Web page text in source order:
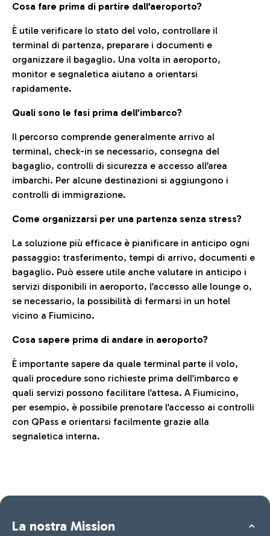
Cosa fare prima di partire dall’aeroporto?
È utile verificare lo stato del volo, controllare il
terminal di partenza, preparare i documenti e
organizzare il bagaglio. Una volta in aeroporto,
monitor e segnaletica aiutano a orientarsi
rapidamente.
Quali sono le fasi prima dell’imbarco?
Il percorso comprende generalmente arrivo al
terminal, check-in se necessario, consegna del
bagaglio, controlli di sicurezza e accesso all’area
imbarchi. Per alcune destinazioni si aggiungono i
controlli di immigrazione.
Come organizzarsi per una partenza senza stress?
La soluzione più efficace è pianificare in anticipo ogni
passaggio: trasferimento, tempi di arrivo, documenti e
bagaglio. Può essere utile anche valutare in anticipo i
servizi disponibili in aeroporto, l’accesso alle lounge o,
se necessario, la possibilità di fermarsi in un hotel
vicino a Fiumicino.
Cosa sapere prima di andare in aeroporto?
È importante sapere da quale terminal parte il volo,
quali procedure sono richieste prima dell’imbarco e
quali servizi possono facilitare l’attesa. A Fiumicino,
per esempio, è possibile prenotare l’accesso ai controlli
con QPass e orientarsi facilmente grazie alla
segnaletica interna.
La nostra Mission